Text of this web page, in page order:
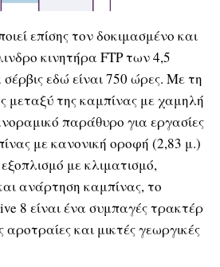
επίσης τον δοκιμασμένο και
κινητήρα FTP των 4,5
εδώ είναι 750 ώρες. Με τη
μεταξύ της καμπίνας με χαμηλή
παράθυρο για εργασίες
με κανονική οροφή (2,83 μ.)
με κλιματισμό,
ανάρτηση καμπίνας, το
8 είναι ένα συμπαγές τρακτέρ
αροτραίες και μικτές γεωργικές